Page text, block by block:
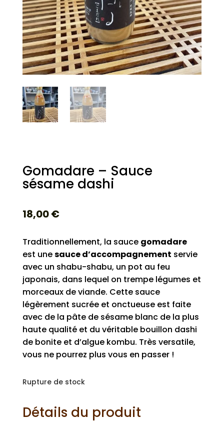
Gomadare – Sauce
sésame dashi
18,00€
Traditionnellement, la sauce gomadare
est unesauce d’accompagnement servie
avec un shabu-shabu, un pot au feu
japonais, dans lequel on trempe légumes et
morceaux de viande. Cette sauce
légèrement sucrée et onctueuse est faite
avec de la pâte de sésame blanc de la plus
haute qualité et du véritable bouillon dashi
de bonite et d’algue kombu. Très versatile,
vous ne pourrez plus vous en passer !
Rupture de stock
Détails du produit